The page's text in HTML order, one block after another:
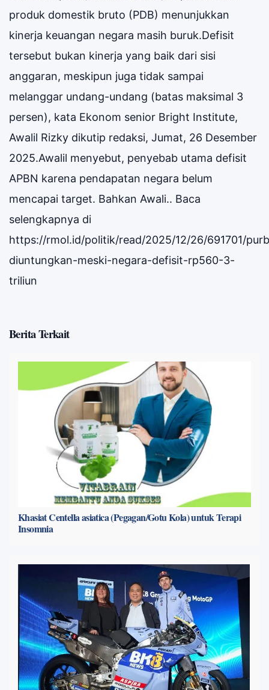
produk domestik bruto (PDB) menunjukkan
kinerja keuangan negara masih buruk.Defisit
tersebut bukan kinerja yang baik dari sisi
anggaran, meskipun juga tidak sampai
melanggar undang-undang (batas maksimal 3
persen), kata Ekonom senior Bright Institute,
Awalil Rizky dikutip redaksi, Jumat, 26 Desember
2025.Awalil menyebut, penyebab utama defisit
APBN karena pendapatan negara belum
mencapai target. Bahkan Awali.. Baca
selengkapnya di
https://rmol.id/politik/read/2025/12/26/691701/
diuntungkan-meski-negara-defisit-rp560-3-
triliun
Berita Terkait
Khasiat Centella asiatica (Pegagan/Gotu Kola) untuk Terapi
Insomnia